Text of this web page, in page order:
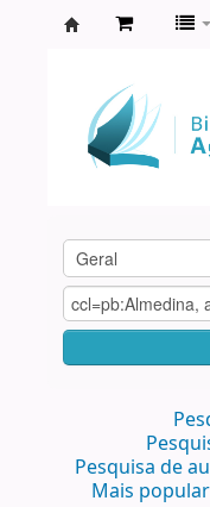
Agamenon
Magalhães
Pesquisa de
Mais popular